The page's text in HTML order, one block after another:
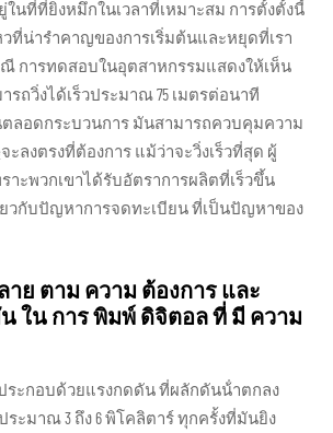
นที่ที่ยิงหมึกในเวลาที่เหมาะสม การตั้งตั้งนี้
ที่น่ารําคาญของการเริ่มต้นและหยุดที่เรา
ณี การทดสอบในอุตสาหกรรมแสดงให้เห็น
รถวิ่งได้เร็วประมาณ 75 เมตรต่อนาที
ตลอดกระบวนการ มันสามารถควบคุมความ
ลงตรงที่ต้องการ แม้ว่าจะวิ่งเร็วที่สุด ผู้
าะพวกเขาได้รับอัตราการผลิตที่เร็วขึ้น
ยวกับปัญหาการจดทะเบียน ที่เป็นปัญหาของ
ย ตาม ความ ต้องการ และ
ใน การ พิมพ์ ดิจิตอล ที่ มี ความ
ะกอบด้วยแรงกดดัน ที่ผลักดันน้ําตกลง
ระมาณ 3 ถึง 6 พิโคลิตาร์ ทุกครั้งที่มันยิง